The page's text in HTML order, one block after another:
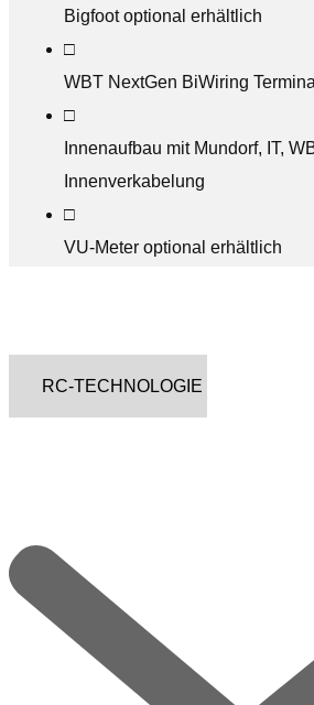
Bigfoot optional erhältlich
□
WBT NextGen BiWiring Terminal
□
Innenaufbau mit Mundorf, IT,
Innenverkabelung
□
VU-Meter optional erhältlich
RC-TECHNOLOGIE